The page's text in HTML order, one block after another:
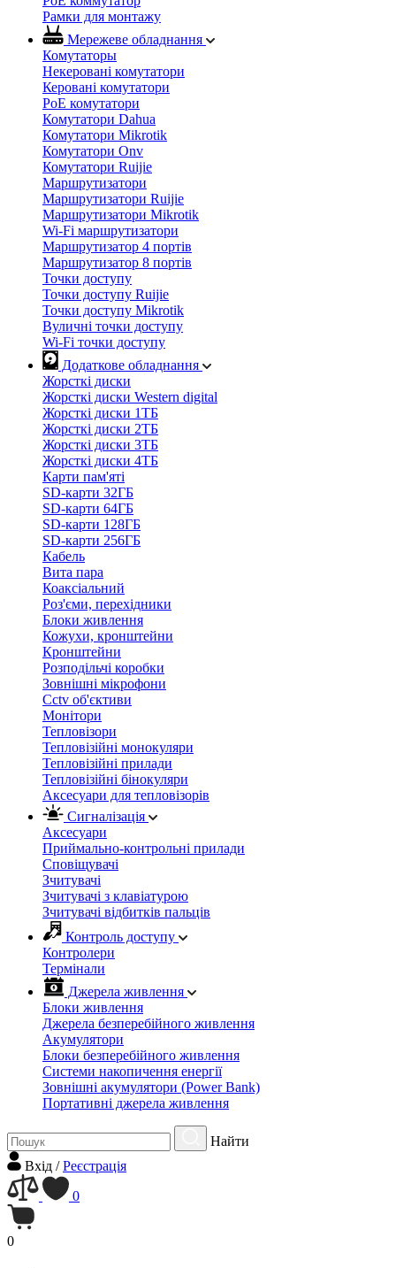
Рамки для монтажу
Мережеве обладнання
Комутаторы
Некеровані комутатори
Керовані комутатори
PoE комутатори
Комутатори Dahua
Комутатори Mikrotik
Комутатори Onv
Комутатори Ruijie
Маршрутизатори
Маршрутизатори Ruijie
Маршрутизатори Mikrotik
Wi-Fi маршрутизатори
Маршрутизатор 4 портів
Маршрутизатор 8 портів
Точки доступу
Точки доступу Ruijie
Точки доступу Mikrotik
Вуличні точки доступу
Wi-Fi точки доступу
Додаткове обладнання
Жорсткі диски
Жорсткі диски Western digital
Жорсткі диски 1ТБ
Жорсткі диски 2ТБ
Жорсткі диски 3ТБ
Жорсткі диски 4ТБ
Карти пам'яті
SD-карти 32ГБ
SD-карти 64ГБ
SD-карти 128ГБ
SD-карти 256ГБ
Кабель
Вита пара
Коаксіальний
Роз'єми, перехідники
Блоки живлення
Кожухи, кронштейни
Кронштейни
Розподільчі коробки
Зовнішні мікрофони
Cctv об'єктиви
Монітори
Тепловізори
Тепловізійні монокуляри
Тепловізійні прилади
Тепловізійні бінокуляри
Аксесуари для тепловізорів
Сигналізація
Аксесуари
Приймально-контрольні прилади
Сповіщувачі
Зчитувачі
Зчитувачі з клавіатурою
Зчитувачі відбитків пальців
Контроль доступу
Контролери
Термінали
Джерела живлення
Блоки живлення
Джерела безперебійного живлення
Акумулятори
Блоки безперебійного живлення
Системи накопичення енергії
Зовнішні акумулятори (Power Bank)
Портативні джерела живлення
Найти
Вхiд /Реєстрація
0
0